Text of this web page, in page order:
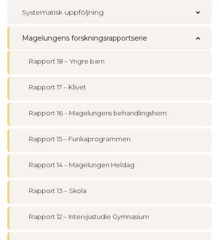
Systematisk uppföljning
Magelungens forskningsrapportserie
Rapport 18 – Yngre barn
Rapport 17 – Klivet
Rapport 16 – Magelungens behandlingshem
Rapport 15 – Funkaprogrammen
Rapport 14 – Magelungen Heldag
Rapport 13 – Skola
Rapport 12 – Intervjustudie Gymnasium